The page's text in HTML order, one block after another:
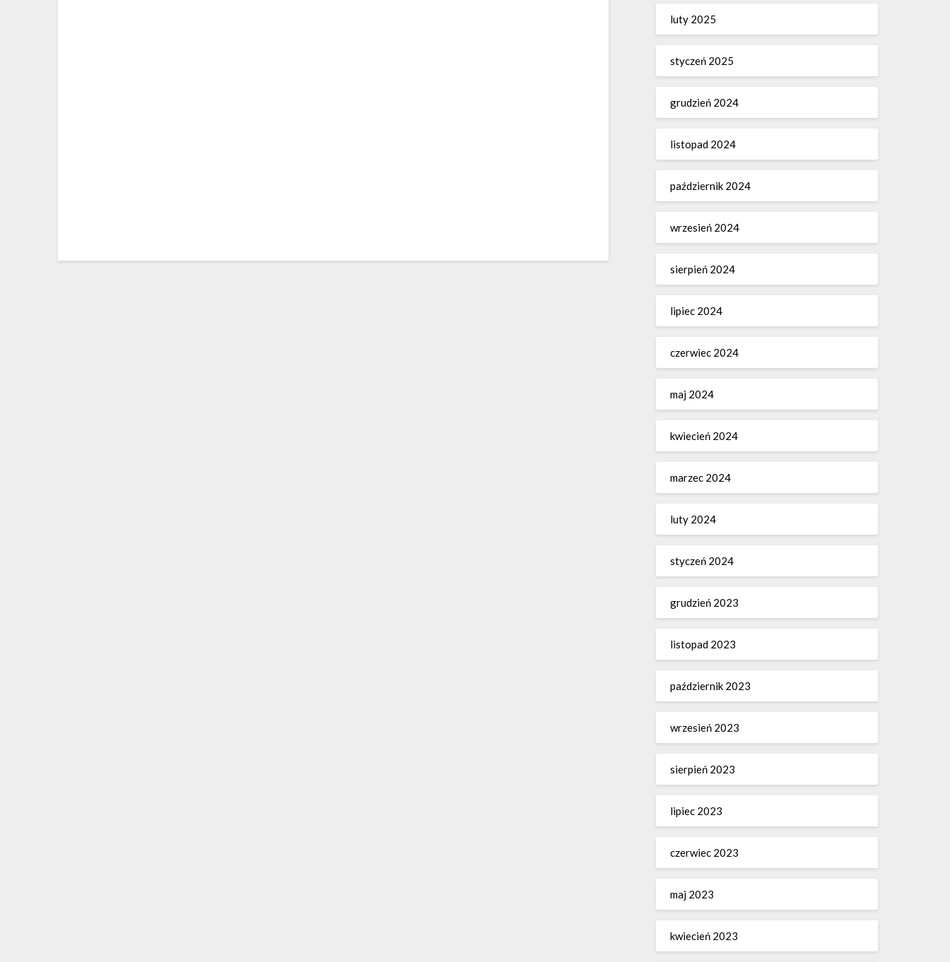
luty 2025
styczeń 2025
grudzień 2024
listopad 2024
październik 2024
wrzesień 2024
sierpień 2024
lipiec 2024
czerwiec 2024
maj 2024
kwiecień 2024
marzec 2024
luty 2024
styczeń 2024
grudzień 2023
listopad 2023
październik 2023
wrzesień 2023
sierpień 2023
lipiec 2023
czerwiec 2023
maj 2023
kwiecień 2023